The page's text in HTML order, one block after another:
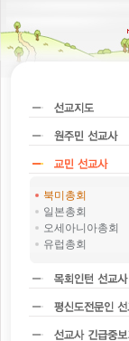
북미총회
일본총회
오세아니아총회
유럽총회